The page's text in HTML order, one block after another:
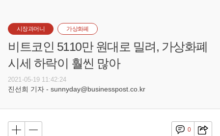
시장과머니 가상화폐
비트코인 5110만 원대로 밀려, 가상화폐
시세 하락이 훨씬 많아
2021-05-19 11:42:24
진선희 기자 - sunnyday@businesspost.co.kr
0